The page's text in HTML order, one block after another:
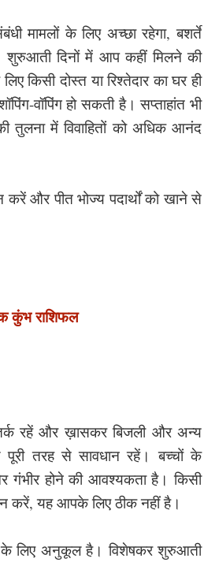
मामलों के लिए अच्छा रहेगा, बशर्ते
शुरुआती दिनों में आप कहीं मिलने की
किसी दोस्त या रिश्तेदार का घर ही
वॉपिंग हो सकती है। सप्ताहांत भी
तुलना में विवाहितों को अधिक आनंद
करें और पीत भोज्य पदार्थों को खाने से
कुंभ राशिफल
रहें और ख़ासकर बिजली और अन्य
तरह से सावधान रहें। बच्चों के
गंभीर होने की आवश्यकता है। किसी
करें, यह आपके लिए ठीक नहीं है।
के लिए अनुकूल है। विशेषकर शुरुआती